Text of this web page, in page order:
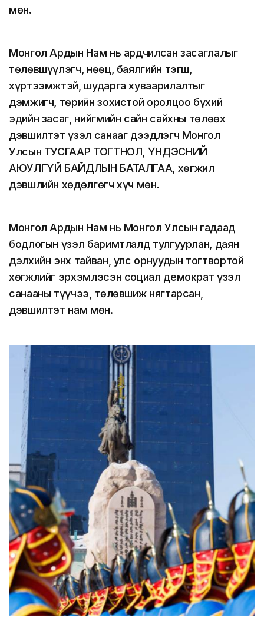
мөн.
Монгол Ардын Нам нь ардчилсан засаглалыг
төлөвшүүлэгч, нөөц, баялгийн тэгш,
хүртээмжтэй, шударга хуваарилалтыг
дэмжигч, төрийн зохистой оролцоо бүхий
эдийн засаг, нийгмийн сайн сайхны төлөөх
дэвшилтэт үзэл санааг дээдлэгч Монгол
Улсын ТУСГААР ТОГТНОЛ, ҮНДЭСНИЙ
АЮУЛГҮЙ БАЙДЛЫН БАТАЛГАА, хөгжил
дэвшлийн хөдөлгөгч хүч мөн.
Монгол Ардын Нам нь Монгол Улсын гадаад
бодлогын үзэл баримтлалд тулгуурлан, даян
дэлхийн энх тайван, улс орнуудын тогтвортой
хөгжлийг эрхэмлэсэн социал демократ үзэл
санааны түүчээ, төлөвшиж нягтарсан,
дэвшилтэт нам мөн.